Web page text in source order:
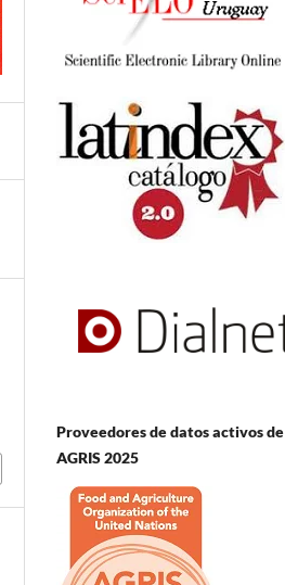
Proveedores de datos activos de
AGRIS 2025